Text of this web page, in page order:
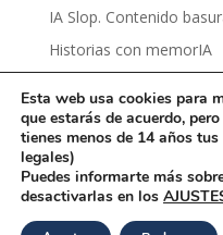
IA Slop. Contenido
Historias con memorIA
Ciberbullying by
Una iniciativa deLa
Esta web usa cookies para
que estarás de acuerdo,
tienes menos de 14 años
legales)
Puedes informarte más
desactivarlas en los